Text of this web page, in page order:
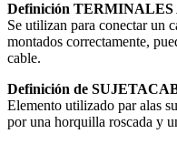
Definición TERMINALES
Se utilizan para conectar un
montados correctamente,
cable.
Definición de
Elemento utilizado par alas
por una horquilla roscada y